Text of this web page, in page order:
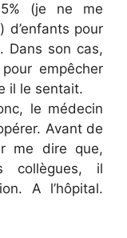
(je ne me
d’enfants pour
Dans son cas,
empêcher
il le sentait.
le médecin
Avant de
me dire que,
collègues, il
A l’hôpital.